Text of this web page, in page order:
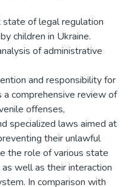
state of legal regulation
children in Ukraine.
of administrative
and responsibility for
a comprehensive review of
offenses,
specialized laws aimed at
their unlawful
the role of various state
well as their interaction
In comparison with